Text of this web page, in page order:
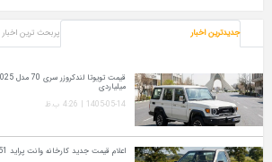
جدیدترین اخبار پربحث ترین اخبار
میلیاردی
1405-05-14 | 4:26 ب.ظ
اعلام قیمت جدید کارخانه وانت پراید 151 در مرداد 1405